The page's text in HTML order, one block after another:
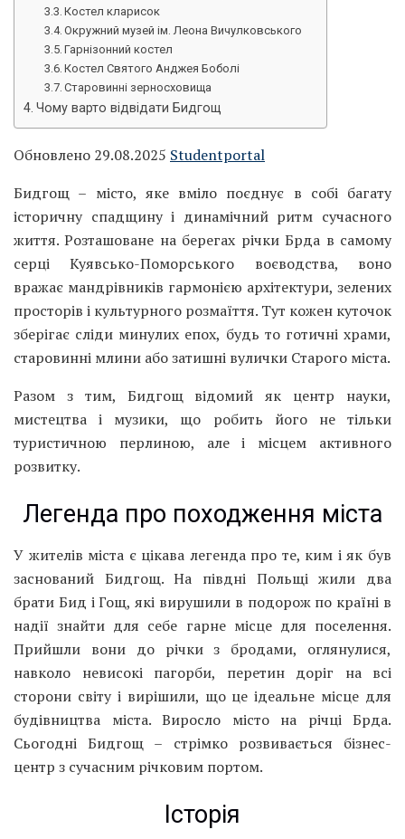
Костел кларисок
Окружний музей ім. Леона Вичулковського
Гарнізонний костел
Костел Святого Анджея Боболі
Старовинні зерносховища
Чому варто відвідати Бидгощ
Обновлено 29.08.2025 Studentportal
Бидгощ – місто, яке вміло поєднує в собі багату
історичну спадщину і динамічний ритм сучасного
життя. Розташоване на берегах річки Брда в самому
серці Куявсько-Поморського воєводства, воно
вражає мандрівників гармонією архітектури, зелених
просторів і культурного розмаїття. Тут кожен куточок
зберігає сліди минулих епох, будь то готичні храми,
старовинні млини або затишні вулички Старого міста.
Разом з тим, Бидгощ відомий як центр науки,
мистецтва і музики, що робить його не тільки
туристичною перлиною, але і місцем активного
розвитку.
Легенда про походження міста
У жителів міста є цікава легенда про те, ким і як був
заснований Бидгощ. На півдні Польщі жили два
брати Бид і Гощ, які вирушили в подорож по країні в
надії знайти для себе гарне місце для поселення.
Прийшли вони до річки з бродами, оглянулися,
навколо невисокі пагорби, перетин доріг на всі
сторони світу і вирішили, що це ідеальне місце для
будівництва міста. Виросло місто на річці Брда.
Сьогодні Бидгощ – стрімко розвивається бізнес-
центр з сучасним річковим портом.
Історія